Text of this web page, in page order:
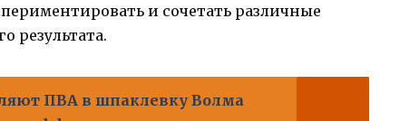
и сочетать различные
результата.
ПВА в шпаклевку Волма